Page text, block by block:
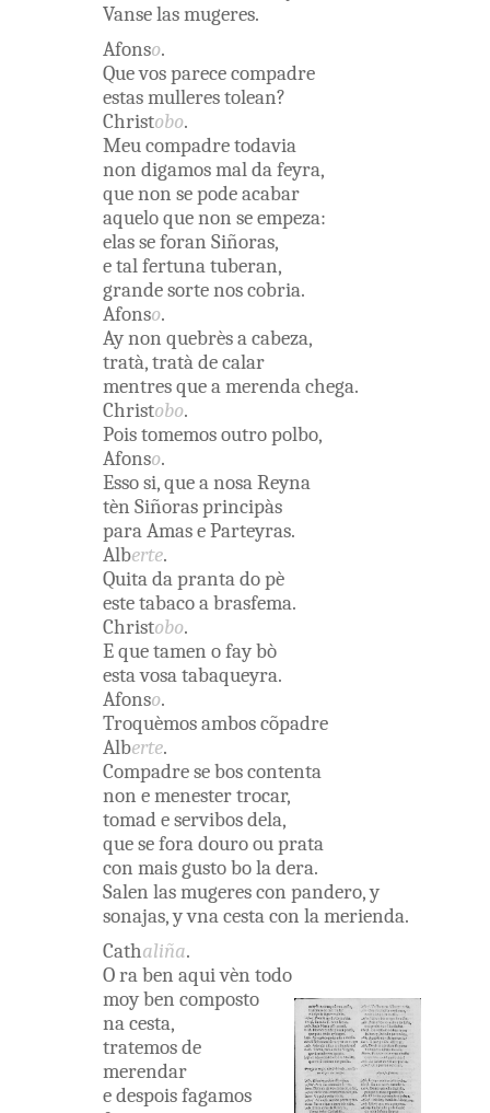
Vanselasmugeres.
Afonso.
Quevosparececompadre
estasmullerestolean?
Christobo.
Meucompadretodavia
non digamosmaldafeyra,
quenon sepodeacabar
aqueloquenon seempeza:
elasseforan Siñoras,
etalfertunatuberan,
grandesortenoscobria.
Afonso.
Aynon quebrèsacabeza,
tratà,tratàdecalar
mentresqueamerendachega.
Christobo.
Poistomemosoutropolbo,
Afonso.
Essosi,queanosaReyna
tèn Siñorasprincipàs
paraAmaseParteyras.
Alberte.
Quitadaprantadopè
estetabacoabrasfema.
Christobo.
Equetamen ofaybò
estavosatabaqueyra.
Afonso.
Troquèmosamboscõpadre
Alberte.
Compadreseboscontenta
non emenestertrocar,
tomad eservibosdela,
queseforadouroouprata
con maisgustobo ladera.
Salen lasmugerescon pandero,y
sonajas,yvnacestacon lamerienda.
Cathaliña.
O raben aquivèn todo
moyben composto
nacesta,
tratemosde
merendar
edespoisfagamos